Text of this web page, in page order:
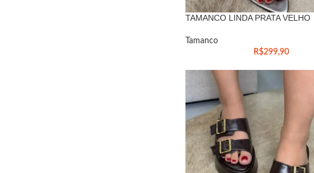
TAMANCO LINDA PRATA VELHO
Tamanco
R$299,90